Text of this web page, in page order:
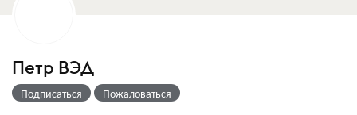
Петр ВЭД
Подписаться Пожаловаться